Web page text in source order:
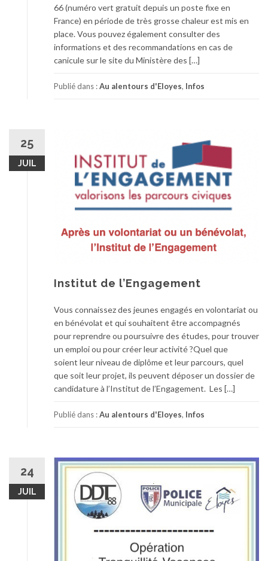
66 (numéro vert gratuit depuis un poste fixe en
France) en période de très grosse chaleur est mis en
place. Vous pouvez également consulter des
informations et des recommandations en cas de
canicule sur le site du Ministère des […]
Publié dans :Au alentours d'Eloyes, Infos
25
JUIL
Institut de l’Engagement
Vous connaissez des jeunes engagés en volontariat ou
en bénévolat et qui souhaitent être accompagnés
pour reprendre ou poursuivre des études, pour trouver
un emploi ou pour créer leur activité ?Quel que
soient leur niveau de diplôme et leur parcours, quel
que soit leur projet, ils peuvent déposer un dossier de
candidature à l’Institut de l’Engagement. Les […]
Publié dans :Au alentours d'Eloyes, Infos
24
JUIL